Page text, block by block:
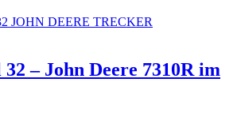
– John Deere 7310R im